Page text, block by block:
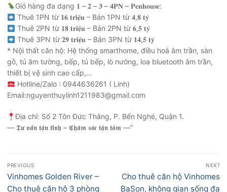
Giỏ hàng đa dạng 𝟏 – 𝟐 – 𝟑 – 𝟒𝐏𝐍 – 𝐏𝐞𝐧𝐡𝐨𝐮𝐬𝐞:
Thuê 1PN từ 𝟏𝟔 𝐭𝐫𝐢𝐞̣̂𝐮 – Bán 1PN từ 𝟒,𝟖 𝐭𝐲̉
Thuê 2PN từ 𝟏𝟖 𝐭𝐫𝐢𝐞̣̂𝐮 – Bán 2PN từ 𝟔,𝟓 𝐭𝐲̉
Thuê 3PN từ 𝟐𝟗 𝐭𝐫𝐢𝐞̣̂𝐮 – Bán 3PN từ 𝟏𝟒,𝟓 𝐭𝐲̉
* Nội thất căn hộ: Hệ thống smarthome, điều hoà âm trần, sàn
gỗ, tủ âm tường, bếp, tủ bếp, lò nướng, loa bluetooth âm trần,
thiết bị vệ sinh cao cấp,…
Hotline/Zalo : 0944636261 ( Linh)
Email:nguyenthuylinh1211983@gmail.com
Địa chỉ: Số 2 Tôn Đức Thắng, P. Bến Nghé, Quận 1.
— 𝕿𝖚̛ 𝖛𝖆̂́𝖓 𝖙𝖆̣̂𝖓 𝖙𝖎̀𝖓𝖍 – 𝕮𝖍𝖆̆𝖒 𝖘𝖔́𝖈 𝖙𝖆̣̂𝖓 𝖙𝖆̂𝖒 —”
Điều
hướng
bài
PREVIOUS
Previous
post:
Vinhomes Golden River –
Cho thuê căn hộ 3 phòng
NEXT
Next
post:
Cho thuê căn hộ Vinhomes
BaSon, không gian sống đa